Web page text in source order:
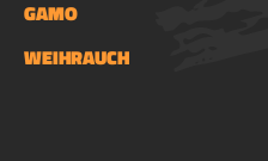
GAMO
WEIHRAUCH